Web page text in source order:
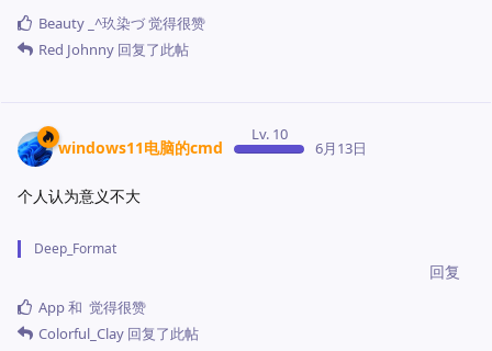
‭Beauty _^玖染づ觉得很赞
Red Johnny 回复了此帖
windows11电脑的cmd
Lv. 10
6月13日
个人认为意义不大
Deep_Format
回复
App和 觉得很赞
Colorful_Clay 回复了此帖